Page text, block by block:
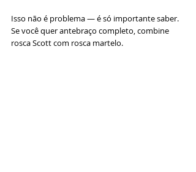
Isso não é problema — é só importante saber.
Se você quer antebraço completo, combine
rosca Scott com rosca martelo.